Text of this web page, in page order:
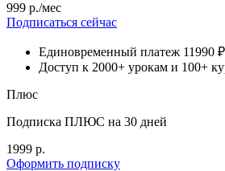
999 р./мес
Подписаться сейчас
Единовременный платеж 11990 ₽
Доступ к 2000+ урокам и 100+
Плюс
Подписка ПЛЮС на 30 дней
1999 р.
Оформить подписку